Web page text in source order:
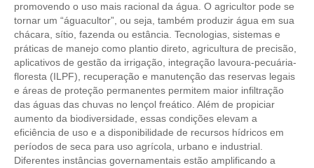
LEI 4.950-A/1966 – PISO SALARIAL
LEI 5.194/1966 – REGULAMENTAÇÃO DA PROFISSÃO
LEI 6.496/1977 – ART
RES 1.002/2002 – CÓDIGO DE ÉTICA
HOMOLOGAÇÕES
promovendo o uso mais racional da água. O agricultor pode se
tornar um “águacultor”, ou seja, também produzir água em sua
chácara, sítio, fazenda ou estância. Tecnologias, sistemas e
práticas de manejo como plantio direto, agricultura de precisão,
aplicativos de gestão da irrigação, integração lavoura-pecuária-
floresta (ILPF), recuperação e manutenção das reservas legais
e áreas de proteção permanentes permitem maior infiltração
das águas das chuvas no lençol freático. Além de propiciar
aumento da biodiversidade, essas condições elevam a
eficiência de uso e a disponibilidade de recursos hídricos em
períodos de seca para uso agrícola, urbano e industrial.
Diferentes instâncias governamentais estão amplificando a